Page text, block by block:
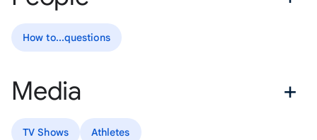
How to...questions
Media
TV Shows Athletes